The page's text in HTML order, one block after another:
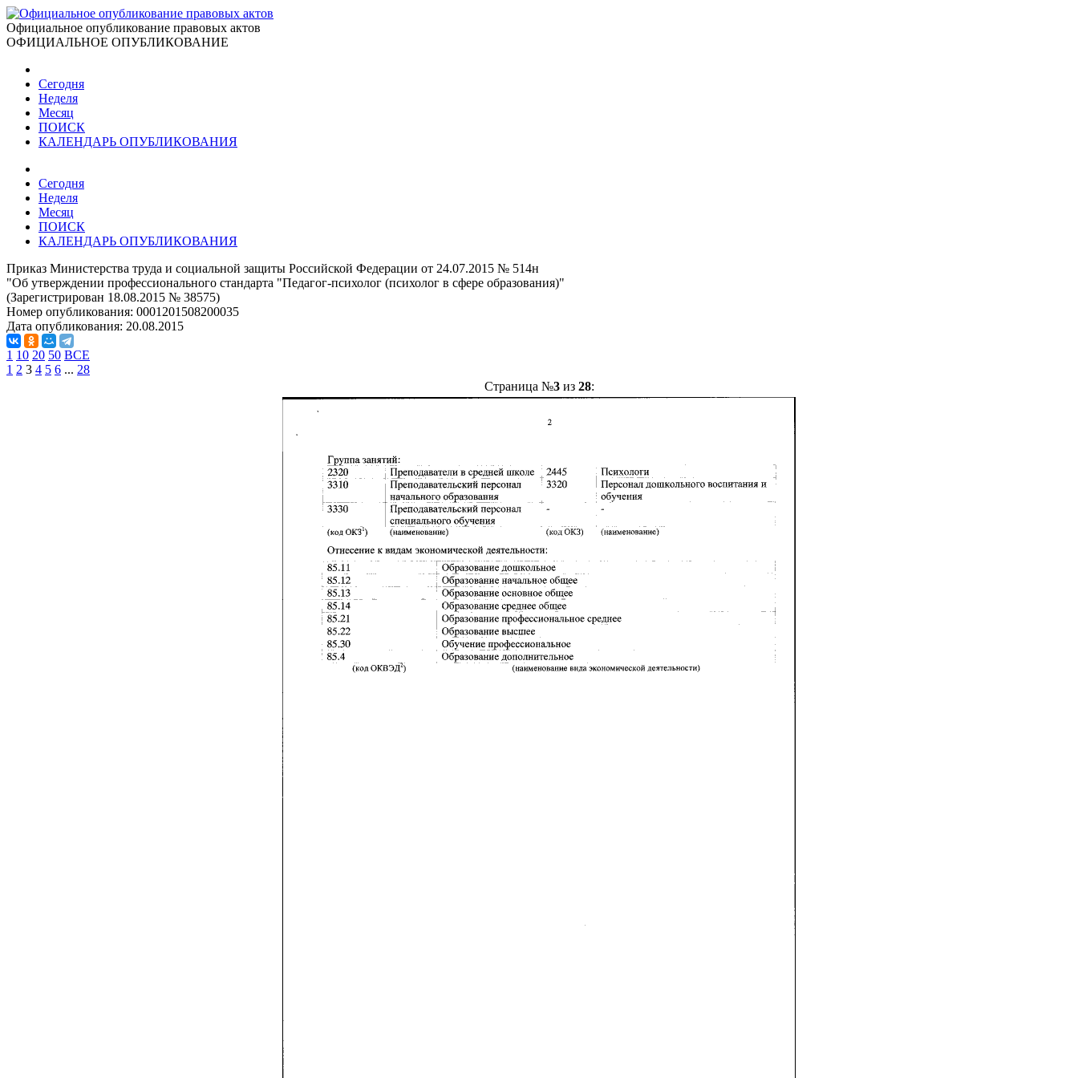
Официальное опубликование правовых актов
ОФИЦИАЛЬНОЕ ОПУБЛИКОВАНИЕ
Сегодня
Неделя
Месяц
ПОИСК
КАЛЕНДАРЬ ОПУБЛИКОВАНИЯ
Сегодня
Неделя
Месяц
ПОИСК
КАЛЕНДАРЬ ОПУБЛИКОВАНИЯ
Приказ Министерства труда и социальной защиты Российской Федерации от 24.07.2015 № 514н
"Об утверждении профессионального стандарта "Педагог-психолог (психолог в сфере образования)"
(Зарегистрирован 18.08.2015 № 38575)
Номер опубликования: 0001201508200035
Дата опубликования: 20.08.2015
1 10 20 50 ВСЕ
1 2 3 4 5 6 ... 28
Страница №3из 28: